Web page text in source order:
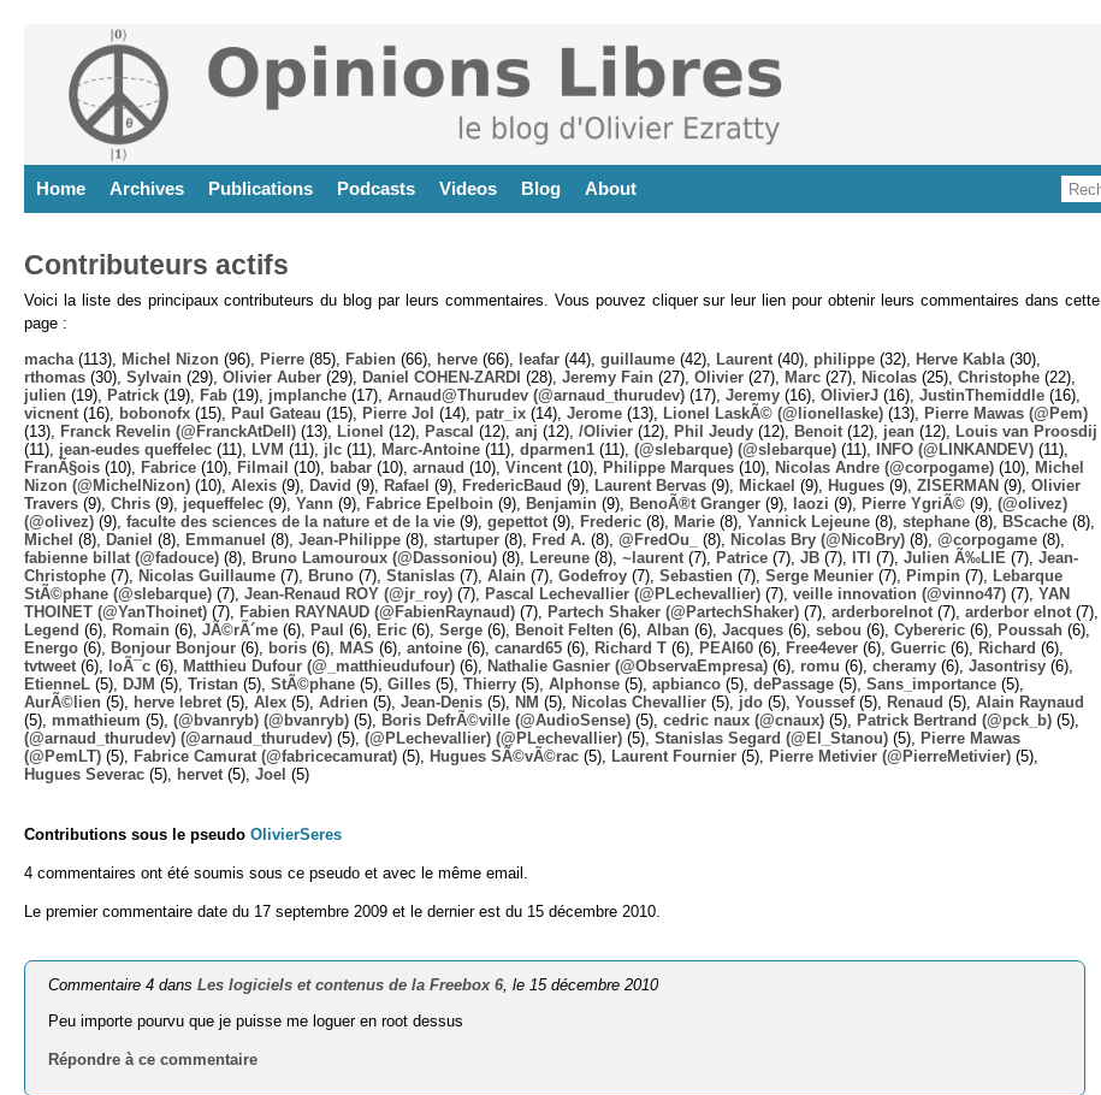
Home Archives Publications Podcasts Videos Blog About
Contributeurs actifs
Voici la liste des principaux contributeurs du blog par leurs commentaires. Vous pouvez cliquer sur leur lien pour obtenir leurs commentaires dans cette
page :
macha (113), Michel Nizon (96), Pierre (85), Fabien (66), herve (66), leafar (44), guillaume (42), Laurent (40), philippe (32), Herve Kabla (30),
rthomas (30), Sylvain (29), Olivier Auber (29), Daniel COHEN-ZARDI (28), Jeremy Fain (27), Olivier (27), Marc (27), Nicolas (25), Christophe (22),
julien (19), Patrick (19), Fab (19), jmplanche (17), Arnaud@Thurudev (@arnaud_thurudev) (17), Jeremy (16), OlivierJ (16), JustinThemiddle (16),
vicnent (16), bobonofx (15), Paul Gateau (15), Pierre Jol (14), patr_ix (14), Jerome (13), Lionel LaskÃ© (@lionellaske) (13),
Pierre Mawas (@Pem)
(13),
Franck Revelin (@FranckAtDell) (13), Lionel (12), Pascal (12), anj (12), /Olivier (12), Phil Jeudy (12), Benoit (12), jean (12),
Louis van Proosdij
(11), jean-eudes queffelec (11), LVM (11), jlc (11), Marc-Antoine (11), dparmen1 (11), (@slebarque) (@slebarque) (11), INFO (@LINKANDEV) (11),
FranÃ§ois (10), Fabrice (10), Filmail (10), babar (10), arnaud (10), Vincent (10), Philippe Marques (10), Nicolas Andre (@corpogame) (10),
Michel
Nizon (@MichelNizon) (10), Alexis (9), David (9), Rafael (9), FredericBaud (9), Laurent Bervas (9), Mickael (9), Hugues (9), ZISERMAN (9), Olivier
Travers (9), Chris (9), jequeffelec (9), Yann (9), Fabrice Epelboin (9), Benjamin (9), BenoÃ®t Granger (9), laozi (9), Pierre YgriÃ© (9), (@olivez)
(@olivez) (9), faculte des sciences de la nature et de la vie (9), gepettot (9), Frederic (8), Marie (8), Yannick Lejeune (8), stephane (8), BScache (8),
Michel (8), Daniel (8), Emmanuel (8), Jean-Philippe (8), startuper (8), Fred A. (8), @FredOu_ (8), Nicolas Bry (@NicoBry) (8), @corpogame (8),
fabienne billat (@fadouce) (8), Bruno Lamouroux (@Dassoniou) (8), Lereune (8), ~laurent (7), Patrice (7), JB (7), ITI (7), Julien Ã‰LIE (7), Jean-
Christophe (7), Nicolas Guillaume (7), Bruno (7), Stanislas (7), Alain (7), Godefroy (7), Sebastien (7), Serge Meunier (7), Pimpin (7),
Lebarque
StÃ©phane (@slebarque) (7), Jean-Renaud ROY (@jr_roy) (7), Pascal Lechevallier (@PLechevallier) (7), veille innovation (@vinno47) (7), YAN
THOINET (@YanThoinet) (7), Fabien RAYNAUD (@FabienRaynaud) (7), Partech Shaker (@PartechShaker) (7), arderborelnot (7), arderbor elnot (7),
Legend (6), Romain (6), JÃ©rÃ´me (6), Paul (6), Eric (6), Serge (6), Benoit Felten (6), Alban (6), Jacques (6), sebou (6), Cybereric (6), Poussah (6),
Energo (6), Bonjour Bonjour (6), boris (6), MAS (6), antoine (6), canard65 (6), Richard T (6), PEAI60 (6), Free4ever (6), Guerric (6), Richard (6),
tvtweet (6), loÃ¯c (6), Matthieu Dufour (@_matthieudufour) (6), Nathalie Gasnier (@ObservaEmpresa) (6), romu (6), cheramy (6), Jasontrisy (6),
EtienneL (5), DJM (5), Tristan (5), StÃ©phane (5), Gilles (5), Thierry (5), Alphonse (5), apbianco (5), dePassage (5), Sans_importance (5),
AurÃ©lien (5), herve lebret (5), Alex (5), Adrien (5), Jean-Denis (5), NM (5), Nicolas Chevallier (5), jdo (5), Youssef(5), Renaud (5), Alain Raynaud
(5), mmathieum (5), (@bvanryb) (@bvanryb) (5), Boris DefrÃ©ville (@AudioSense) (5), cedric naux (@cnaux) (5), Patrick Bertrand (@pck_b) (5),
(@arnaud_thurudev) (@arnaud_thurudev) (5), (@PLechevallier) (@PLechevallier) (5), Stanislas Segard (@El_Stanou) (5),
Pierre Mawas
(@PemLT) (5), Fabrice Camurat (@fabricecamurat) (5), Hugues SÃ©vÃ©rac (5), Laurent Fournier (5), Pierre Metivier (@PierreMetivier) (5),
Hugues Severac (5), hervet (5), Joel (5)
Contributions sous le pseudo OlivierSeres
4 commentaires ont été soumis sous ce pseudo et avec le même email.
Le premier commentaire date du 17 septembre 2009 et le dernier est du 15 décembre 2010.
Commentaire 4 dansLes logiciels et contenus de la Freebox 6, le 15 décembre 2010
Peu importe pourvu que je puisse me loguer en root dessus
Répondre à ce commentaire